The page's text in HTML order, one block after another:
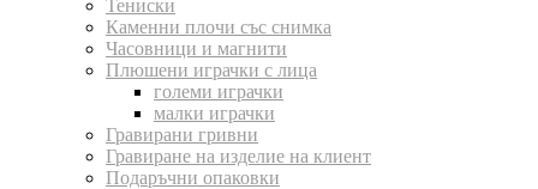
Тениски
Каменни плочи със снимка
Часовници и магнити
Плюшени играчки с лица
големи играчки
малки играчки
Гравирани гривни
Гравиране на изделие на клиент
Подаръчни опаковки